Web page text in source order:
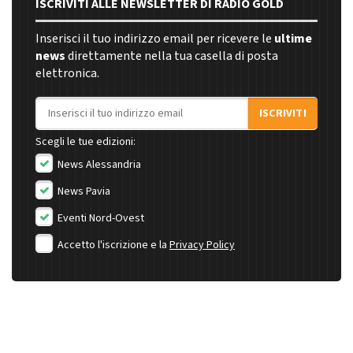
ISCRIVITI ALLE NEWSLETTER DI RADIO GOLD
Inserisci il tuo indirizzo email per ricevere le ultime
newsdirettamente nella tua casella di posta
elettronica.
Indirizzo email
ISCRIVITI
Scegli le tue edizioni:
News Alessandria
News Pavia
Eventi Nord-Ovest
Accetto l'iscrizione e la Privacy Policy